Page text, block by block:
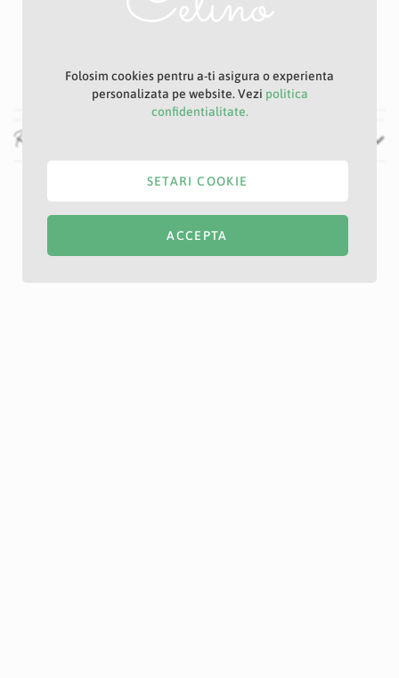
P29D
Recenzii
Folosim cookies pentru a-ti asigura o experienta
personalizata pe website. Vezi politica
confidentialitate.
ACCEPTA
SETARI COOKIE